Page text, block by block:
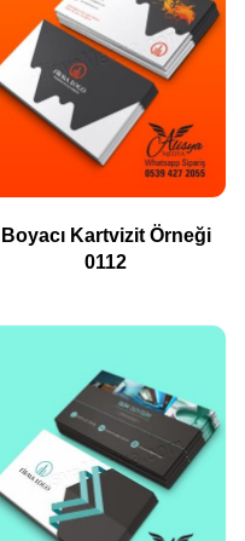
Boyacı Kartvizit Örneği
0112